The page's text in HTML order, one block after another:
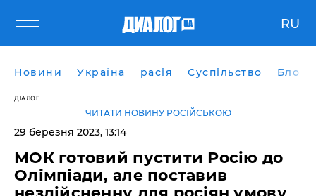
RU
Новини Україна расія Суспільство Блоги
ДІАЛОГ
ЧИТАТИ НОВИНУ РОСІЙСЬКОЮ
29 березня 2023, 13:14
МОК готовий пустити Росію до
Олімпіади, але поставив